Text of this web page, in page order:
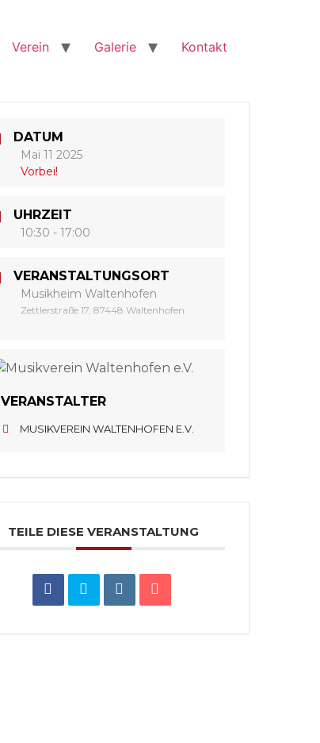
Verein Galerie Kontakt
DATUM
Mai 11 2025
Vorbei!
UHRZEIT
10:30 - 17:00
VERANSTALTUNGSORT
Musikheim Waltenhofen
Zettlerstraße 17, 87448 Waltenhofen
VERANSTALTER
MUSIKVEREIN WALTENHOFEN E.V.
TEILE DIESE VERANSTALTUNG